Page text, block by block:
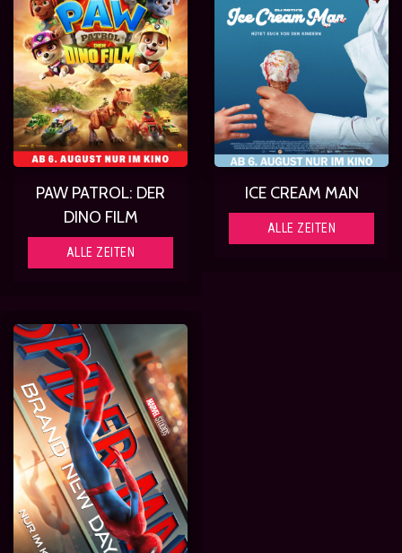
PAW PATROL: DER
DINO FILM
ALLE ZEITEN
ICE CREAM MAN
ALLE ZEITEN